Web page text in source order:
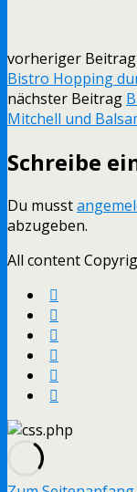
vorheriger Beitrag
Bistro Hopping
nächster Beitrag
Mitchell und
Schreibe
Du musst
abzugeben.
All content